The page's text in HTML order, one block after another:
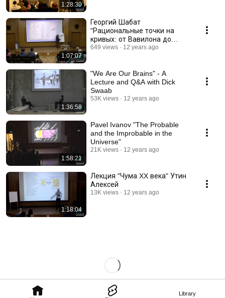
Library
1:28:30
1:07:07
Георгий Шабат
"Рациональные точки на
кривых: от Вавилона до
наших дней"
649 views 12 years ago
1:36:58
"We Are Our Brains" - A
Lecture and Q&A with Dick
Swaab
53K views 12 years ago
1:58:21
Pavel Ivanov "The Probable
and the Improbable in the
Universe"
21K views 12 years ago
1:18:04
Лекция "Чума XX века" Утин
Алексей
13K views 12 years ago